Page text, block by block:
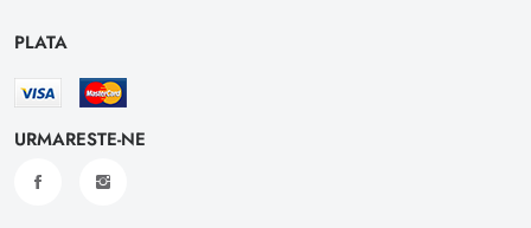
PLATA
URMARESTE-NE